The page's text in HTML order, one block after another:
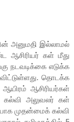
அனுமதி இல்லாமல்
ஆசிரியர் கள் மீது
நடவடிக்கை எடுக்க
தொடக்க
ஆசிரியர்கள்
கல்வி அலுவலர் கள்
முதன்மைக் கல்வி